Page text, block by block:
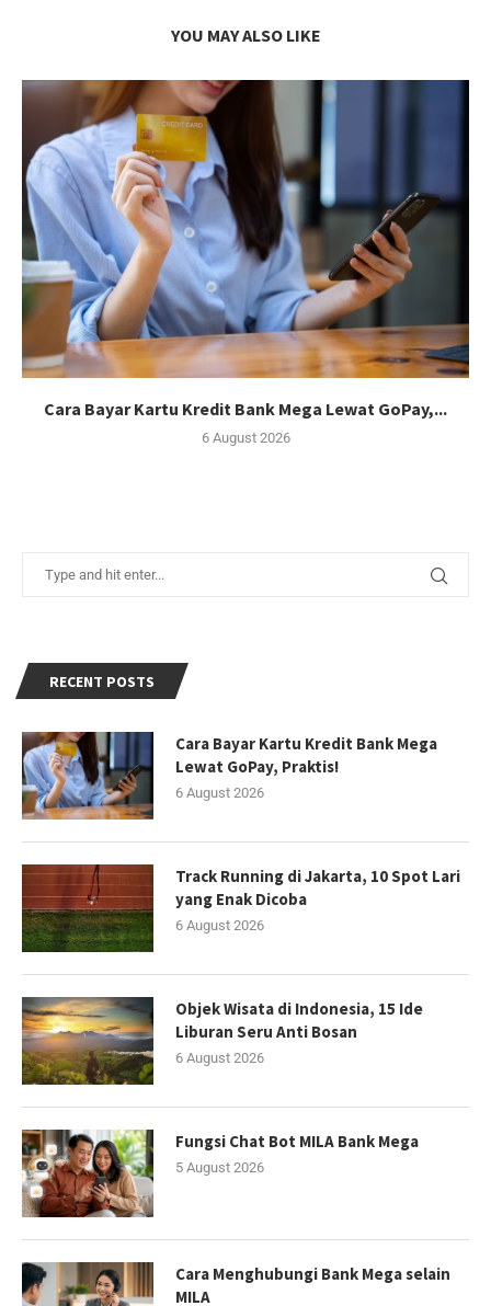
YOU MAY ALSO LIKE
Cara Bayar Kartu Kredit Bank Mega Lewat GoPay,...
6 August 2026
RECENT POSTS
Cara Bayar Kartu Kredit Bank Mega
Lewat GoPay, Praktis!
6 August 2026
Track Running di Jakarta, 10 Spot Lari
yang Enak Dicoba
6 August 2026
Objek Wisata di Indonesia, 15 Ide
Liburan Seru Anti Bosan
6 August 2026
Fungsi Chat Bot MILA Bank Mega
5 August 2026
Cara Menghubungi Bank Mega selain
MILA